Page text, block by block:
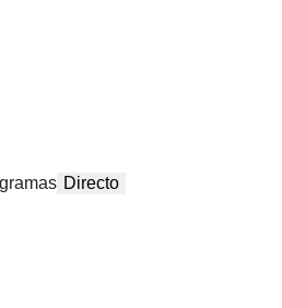
Directo